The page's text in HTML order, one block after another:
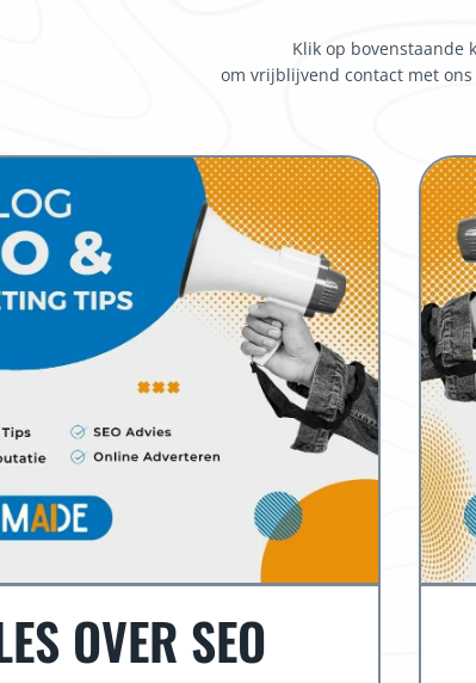
Klik op bovenstaande
om vrijblijvend contact met
OVER SEO